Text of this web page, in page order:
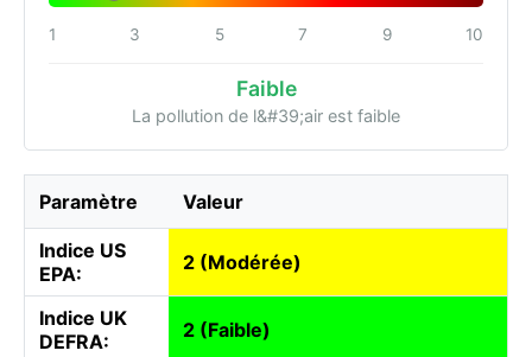
1 3 5 7 9 10
Faible
La pollution de l&#39;air est faible
Paramètre Valeur
Indice US
EPA:
2 (Modérée)
Indice UK
DEFRA:
2 (Faible)